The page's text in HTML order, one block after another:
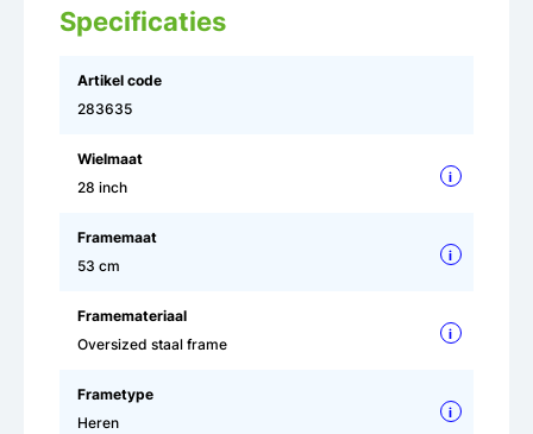
Specificaties
Artikel code
283635
Wielmaat
28 inch
i
Framemaat
53 cm
i
Framemateriaal
Oversized staal frame
i
Frametype
Heren
i